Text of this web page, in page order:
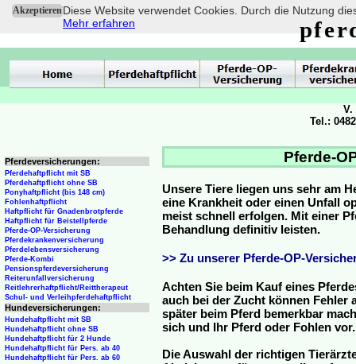
AkzeptierenDiese Website verwendet Cookies. Durch die Nutzung
Mehr erfahren
Pferde-
Unsere Tiere liegen uns sehr am
eine Krankheit oder einen Unfall
meist schnell erfolgen. Mit einer
Behandlung definitiv leisten.
>> Zu unserer Pferde-OP-
Achten Sie beim Kauf eines
auch bei der Zucht können Fehler
später beim Pferd bemerkbar
sich und Ihr Pferd oder Fohlen vor.
Die Auswahl der richtigen
Pferdeversicherungen:
Pferdehaftpflicht mit SB
Pferdehaftpflicht ohne SB
Ponyhaftpflicht (bis 148 cm)
Fohlenhaftpflicht
Haftpflicht für Gnadenbrotpferde
Haftpflicht für Beistellpferde
Pferde-OP-Versicherung
Pferdekrankenversicherung
Pferdelebensversicherung
Pferde-Kombi
Pensionspferdeversicherung
Reiterunfallversicherung
Reitlehrerhaftpflicht/Reittherapeut
Schul- und Verleihpferdehaftpflicht
Hundeversicherungen:
Hundehaftpflicht mit SB
Hundehaftpflicht ohne SB
Hundehaftpflicht für 2 Hunde
Hundehaftpflicht für Pers. ab 40
Hundehaftpflicht für Pers. ab 60
V.
Tel.: